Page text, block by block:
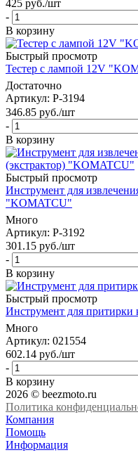
425 руб./шт
-
В корзину
Быстрый просмотр
Тестер с лампой 12V
Достаточно
Артикул: P-3194
346.85 руб./шт
-
В корзину
Быстрый просмотр
Инструмент для
"KOMATCU"
Много
Артикул: P-3192
301.15 руб./шт
-
В корзину
Быстрый просмотр
Инструмент для притирки
Много
Артикул: 021554
602.14 руб./шт
-
В корзину
2026 © beezmoto.ru
Политика
Компания
Помощь
Информация